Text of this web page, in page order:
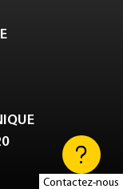
Contactez-nous